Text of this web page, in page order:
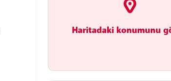
Haritadaki konumunu